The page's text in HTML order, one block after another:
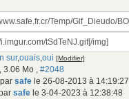
sur,ouais,oui [Modifier]
3.06 Mo , #2048
safe le 26-08-2013 à 14:19:27
safe le 3-04-2023 à 12:38:48